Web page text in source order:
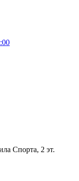
Спорта, 2 эт.